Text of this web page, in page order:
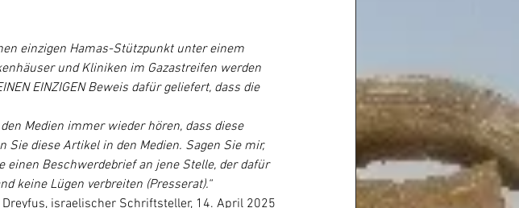
einzigen Hamas-Stützpunkt unter einem
und Kliniken im Gazastreifen werden
EINZIGEN Beweis dafür geliefert, dass die
Medien immer wieder hören, dass diese
Sie diese Artikel in den Medien. Sagen Sie mir,
einen Beschwerdebrief an jene Stelle, der dafür
keine Lügen verbreiten (Presserat).“
Dreyfus, israelischer Schriftsteller, 14. April 2025